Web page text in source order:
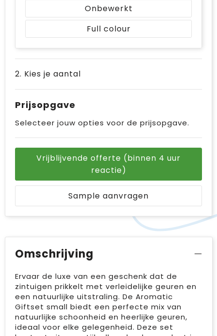
Onbewerkt
Full colour
2. Kies je aantal
Prijsopgave
Selecteer jouw opties voor de prijsopgave.
Vrijblijvende offerte (binnen 4 uur
reactie)
Sample aanvragen
Omschrijving
Ervaar de luxe van een geschenk dat de
zintuigen prikkelt met verleidelijke geuren en
een natuurlijke uitstraling. De Aromatic
Giftset small biedt een perfecte mix van
natuurlijke schoonheid en heerlijke geuren,
ideaal voor elke gelegenheid. Deze set